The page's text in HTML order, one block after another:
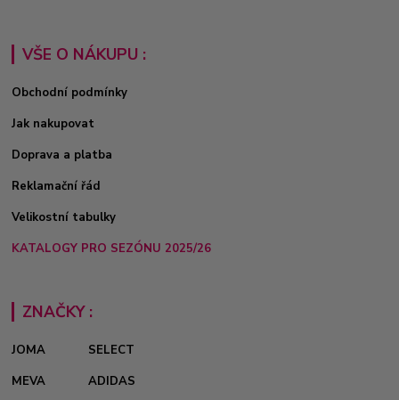
VŠE O NÁKUPU :
Obchodní podmínky
Jak nakupovat
Doprava a platba
Reklamační řád
Velikostní tabulky
KATALOGY PRO SEZÓNU 2025/26
ZNAČKY :
JOMA
SELECT
MEVA
ADIDAS